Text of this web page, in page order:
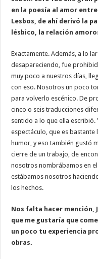
en la poesía al amor
Lesbos, de ahí derivó la
lésbico, la relación
Exactamente. Además, a lo
desapareciendo, fue
muy poco a nuestros días,
con eso. Nosotros un poco
para volverlo escénico. De
cinco o seis traducciones
sentido a lo que ella escribió.
espectáculo, que es
humor, y eso también gustó
cierre de un trabajo, de
nosotros nombrábamos en
estábamos nosotros
los hechos.
Nos falta hacer mención,
que me gustaría que
un poco tu experiencia
obras.